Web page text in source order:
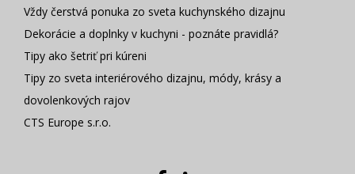
Vždy čerstvá ponuka zo sveta kuchynského dizajnu
Dekorácie a doplnky v kuchyni - poznáte pravidlá?
Tipy ako šetriť pri kúreni
Tipy zo sveta interiérového dizajnu, módy, krásy a
dovolenkových rajov
CTS Europe s.r.o.